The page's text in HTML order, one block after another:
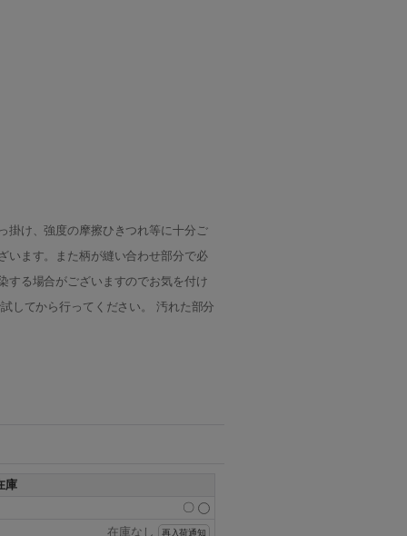
掛け、強度の摩擦ひきつれ等に十分ご
います。また柄が縫い合わせ部分で必
する場合がございますのでお気を付け
してから行ってください。 汚れた部分
庫
〇
在庫なし 再入荷通知